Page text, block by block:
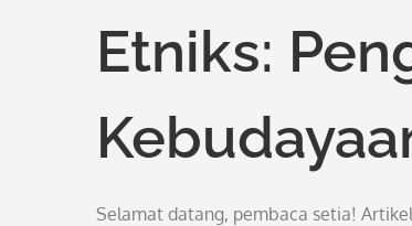
Etniks:
Selamat datang, pembaca setia!